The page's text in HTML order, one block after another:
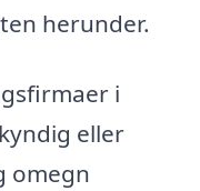
herunder.
i
eller
omegn